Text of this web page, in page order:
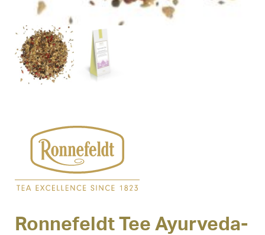
Ronnefeldt Tee Ayurveda-